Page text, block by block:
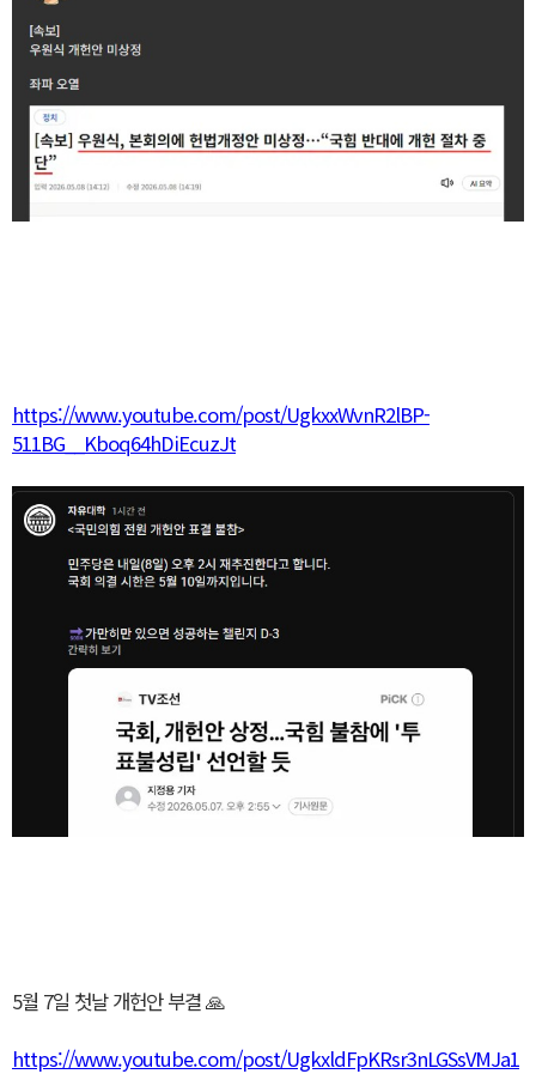
https://www.youtube.com/post/UgkxxWvnR2lBP-
511BG__Kboq64hDiEcuzJt
5월 7일 첫날 개헌안 부결 🙏
https://www.youtube.com/post/UgkxldFpKRsr3nLGSsVMJa1